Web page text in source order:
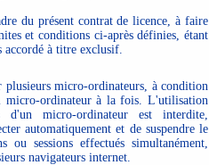
du présent contrat de licence, à faire
et conditions ci-après définies, étant
accordé à titre exclusif.
micro-ordinateurs, à condition
ordinateur à la fois. L'utilisation
micro-ordinateur est interdite,
automatiquement et de suspendre le
sessions effectués simultanément,
navigateurs internet.